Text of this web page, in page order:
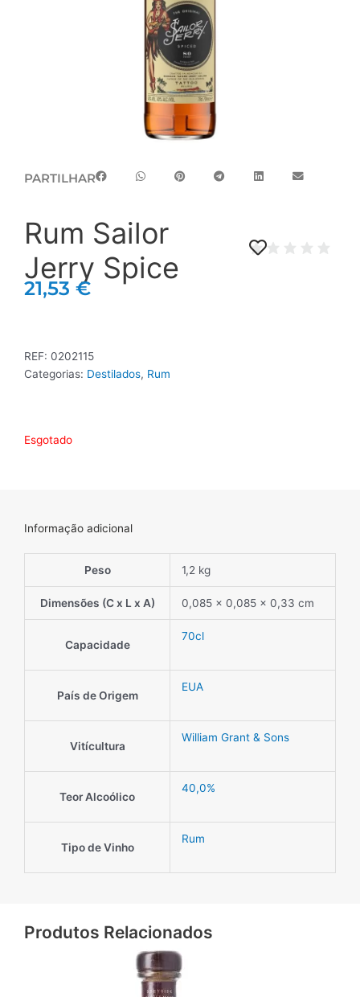
PARTILHAR
Rum Sailor
Jerry Spice
21,53 €
REF: 0202115
Categorias: Destilados, Rum
Esgotado
Informação adicional
Peso 1,2 kg
Dimensões (C x L x A) 0,085 × 0,085 × 0,33 cm
Capacidade
70cl
País de Origem
EUA
Vitícultura
William Grant & Sons
Teor Alcoólico
40,0%
Tipo de Vinho
Rum
Produtos Relacionados